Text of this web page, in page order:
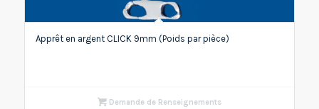
Apprêt en argent CLICK 9mm (Poids par pièce)
Demande de Renseignements